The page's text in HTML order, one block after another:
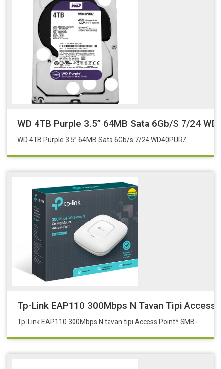
WD 4TB Purple 3.5’’ 64MB Sata 6Gb/s 7/24
WD 4TB Purple 3.5’’ 64MB Sata 6Gb/s 7/24 WD40PURZ
Tp-Link EAP110 300Mbps N Tavan Tipi Access